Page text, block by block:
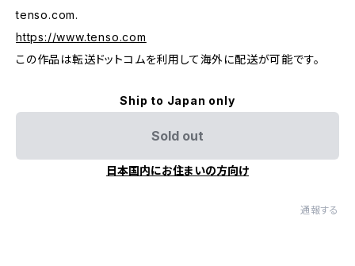
tenso.com.
https://www.tenso.com
この作品は転送ドットコムを利用して海外に配送が可能です。
Ship to Japan only
Sold out
日本国内にお住まいの方向け
通報する